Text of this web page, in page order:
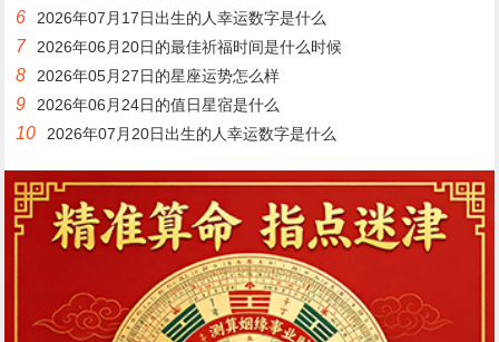
6 2026年07月17日出生的人幸运数字是什么
7 2026年06月20日的最佳祈福时间是什么时候
8 2026年05月27日的星座运势怎么样
9 2026年06月24日的值日星宿是什么
10 2026年07月20日出生的人幸运数字是什么